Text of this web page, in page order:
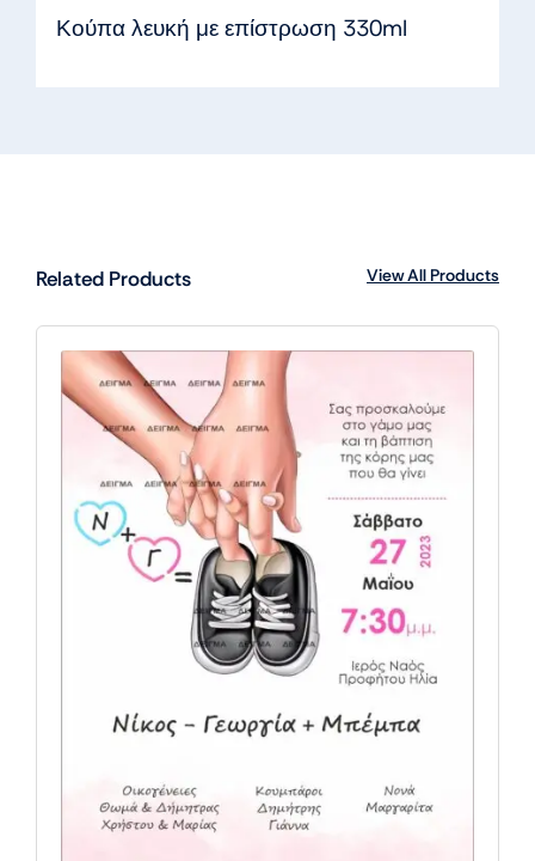
Κούπα λευκή με επίστρωση 330ml
Related Products View All Products